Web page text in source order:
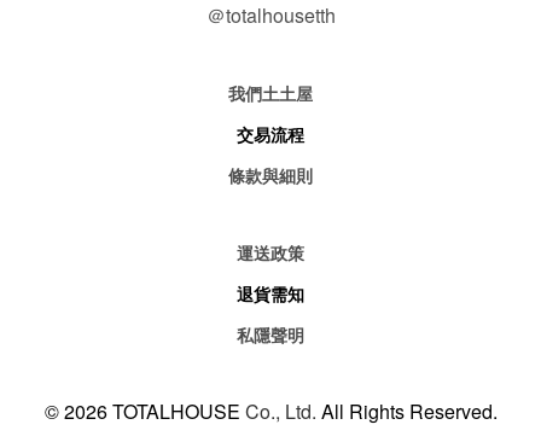
＠totalhousetth
我們土土屋
交易流程
條款與細則
運送政策
退貨需知
私隱聲明
© 2026 TOTALHOUSE Co., Ltd. All Rights Reserved.